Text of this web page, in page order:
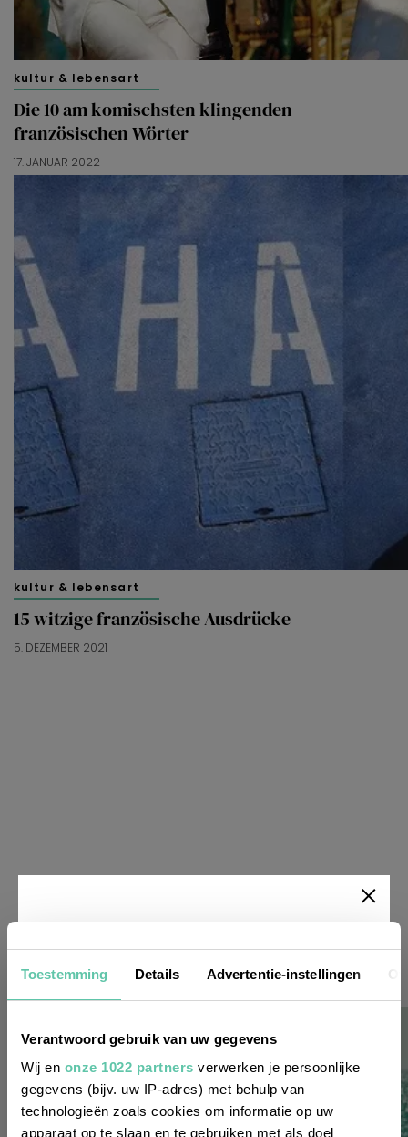
Toestemming Details Advertentie-instellingen
Verantwoord gebruik van uw gegevens
Wij en onze 1022 partners verwerken je persoonlijke
gegevens (bijv. uw IP-adres) met behulp van
technologieën zoals cookies om informatie op uw
apparaat op te slaan en te gebruiken met als doel
kultur & lebensart
Die 10 am komischsten klingenden
französischen Wörter
17. JANUAR 2022
kultur & lebensart
15 witzige französische Ausdrücke
5. DEZEMBER 2021
Newsletter
regelmäßig über Trends, neue
Entdeckungen und Insider-Tipps für
Frankreich informiert werden? Dann
melde dich für unseren